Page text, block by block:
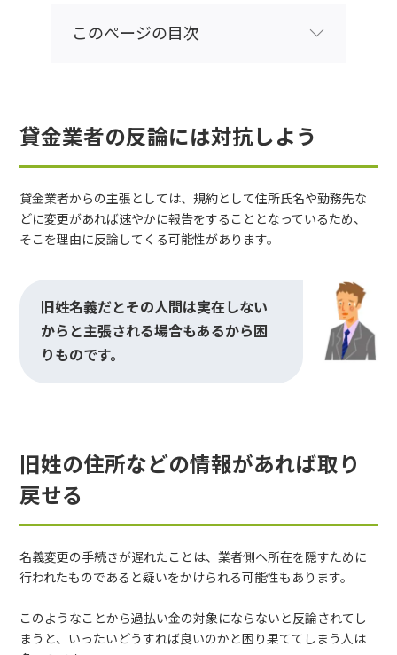
このページの目次
貸金業者の反論には対抗しよう
貸金業者からの主張としては、規約として住所氏名や勤務先な
どに変更があれば速やかに報告をすることとなっているため、
そこを理由に反論してくる可能性があります。
旧姓名義だとその人間は実在しない
からと主張される場合もあるから困
りものです。
旧姓の住所などの情報があれば取り
戻せる
名義変更の手続きが遅れたことは、業者側へ所在を隠すために
行われたものであると疑いをかけられる可能性もあります。
このようなことから過払い金の対象にならないと反論されてし
まうと、いったいどうすれば良いのかと困り果ててしまう人は